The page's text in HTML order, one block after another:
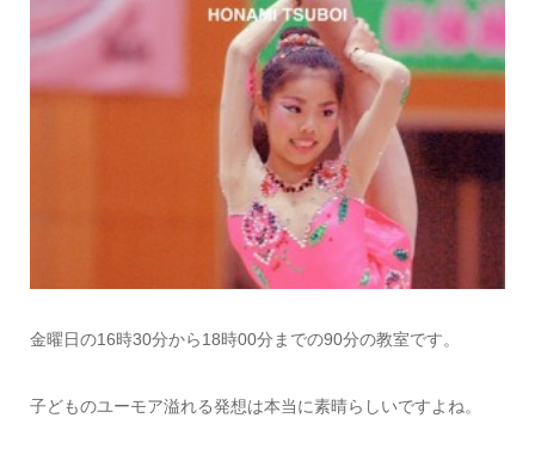
金曜日の16時30分から18時00分までの90分の教室です。
子どものユーモア溢れる発想は本当に素晴らしいですよね。